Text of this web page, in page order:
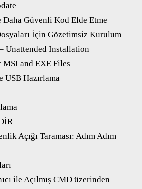
Daha Güvenli Kod Elde Etme
İçin Gözetimsiz Kurulum
Unattended Installation
MSI and EXE Files
USB Hazırlama
Açığı Taraması: Adım Adım
ile Açılmış CMD üzerinden